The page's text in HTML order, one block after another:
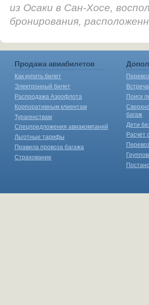
из Осаки в Сан-Хосе,
бронирования,
Продажа авиабилетов
Как купить билет
Электронный билет
Распродажа Аэрофлота
Корпоративным клиентам
Турагенствам
Спецпредложения авиакомпаний
Льготные тарифы
Правила провоза багажа
Страхование
Поиск
багаж
Дети
Расчет